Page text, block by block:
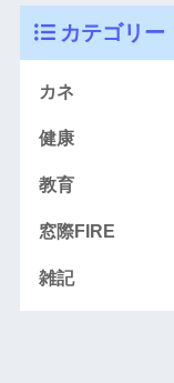
カテゴリー
カネ
健康
教育
窓際FIRE
雑記